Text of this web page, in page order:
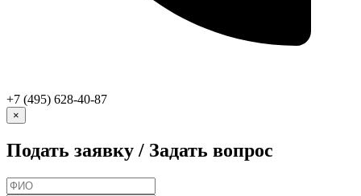
+7 (495) 628-40-87
×
Подать заявку / Задать вопрос